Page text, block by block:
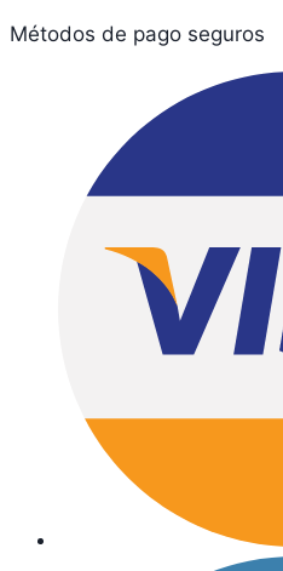
Métodos de pago seguros